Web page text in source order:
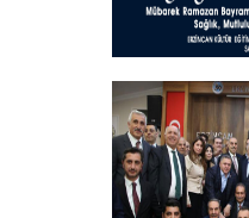
Hayırlı Bayramlar